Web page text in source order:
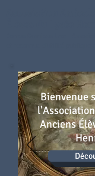
Bienvenue
Anciens